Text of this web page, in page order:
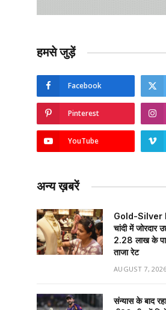
हमसे जुड़ें
Facebook
Pinterest
YouTube
अन्य ख़बरें
Gold-Silver
चांदी में जोरदार
₹2.28 लाख के
ताजा रेट
AUGUST 7, 2026
संन्यास के बाद